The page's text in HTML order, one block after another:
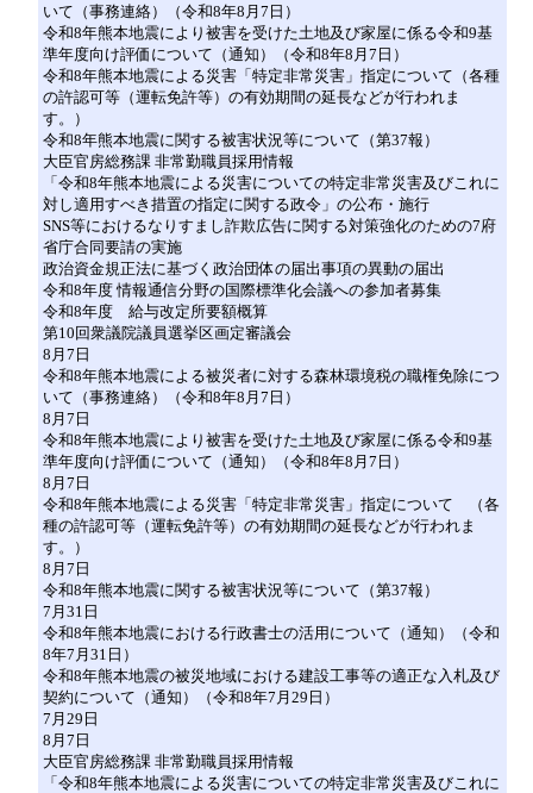
いて（事務連絡）（令和8年8月7日）
令和8年熊本地震により被害を受けた土地及び家屋に係る令和9基
準年度向け評価について（通知）（令和8年8月7日）
令和8年熊本地震による災害「特定非常災害」指定について（各種
の許認可等（運転免許等）の有効期間の延長などが行われま
す。）
令和8年熊本地震に関する被害状況等について（第37報）
大臣官房総務課 非常勤職員採用情報
「令和8年熊本地震による災害についての特定非常災害及びこれに
対し適用すべき措置の指定に関する政令」の公布・施行
SNS等におけるなりすまし詐欺広告に関する対策強化のための7府
省庁合同要請の実施
政治資金規正法に基づく政治団体の届出事項の異動の届出
令和8年度 情報通信分野の国際標準化会議への参加者募集
令和8年度 給与改定所要額概算
第10回衆議院議員選挙区画定審議会
8月7日
令和8年熊本地震による被災者に対する森林環境税の職権免除につ
いて（事務連絡）（令和8年8月7日）
8月7日
令和8年熊本地震により被害を受けた土地及び家屋に係る令和9基
準年度向け評価について（通知）（令和8年8月7日）
8月7日
令和8年熊本地震による災害「特定非常災害」指定について （各
種の許認可等（運転免許等）の有効期間の延長などが行われま
す。）
8月7日
令和8年熊本地震に関する被害状況等について（第37報）
7月31日
令和8年熊本地震における行政書士の活用について（通知）（令和
8年7月31日）
令和8年熊本地震の被災地域における建設工事等の適正な入札及び
契約について（通知）（令和8年7月29日）
7月29日
8月7日
大臣官房総務課 非常勤職員採用情報
「令和8年熊本地震による災害についての特定非常災害及びこれに